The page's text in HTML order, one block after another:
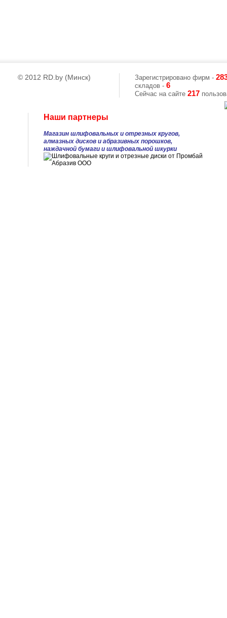
© 2012 RD.by (Минск) Зарегистрировано фирм -
складов - 6
Сейчас на сайте 217
Наши партнеры
Магазин шлифовальных и отрезных кругов,
алмазных дисков и абразивных порошков,
наждачной бумаги и шлифовальной шкурки